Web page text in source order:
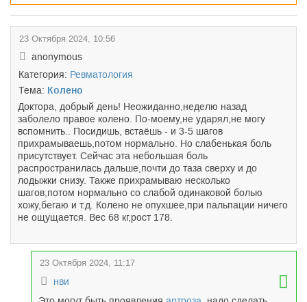
23 Октября 2024, 10:56
anonymous
Категория: Ревматология
Тема: Колено
Доктора, добрый день! Неожиданно,неделю назад
заболело правое колено. По-моему,не ударял,не могу
вспомнить.. Посидишь, встаёшь - и 3-5 шагов
прихрамываешь,потом нормально. Но слабенькая боль
присутствует. Сейчас эта небольшая боль
распространилась дальше,почти до таза сверху и до
лодыжки снизу. Также прихрамываю несколько
шагов,потом нормально со слабой одинаковой болью
хожу,бегаю и т.д. Колено не опухшее,при пальпации ничего
не ощущается. Вес 68 кг,рост 178.
23 Октября 2024, 11:17
нви